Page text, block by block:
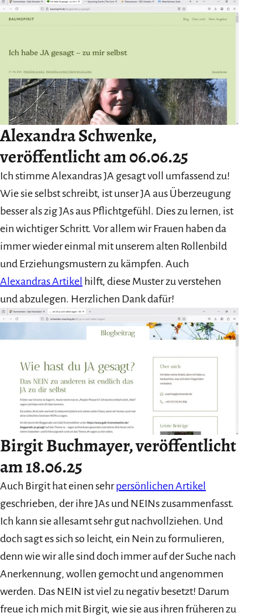
Alexandra Schwenke,
veröffentlicht am 06.06.25
Ich stimme Alexandras JA gesagt voll umfassend zu!
Wie sie selbst schreibt, ist unser JA aus Überzeugung
besser als zig JAs aus Pflichtgefühl. Dies zu lernen, ist
ein wichtiger Schritt. Vor allem wir Frauen haben da
immer wieder einmal mit unserem alten Rollenbild
und Erziehungsmustern zu kämpfen. Auch
Alexandras Artikel hilft, diese Muster zu verstehen
und abzulegen. Herzlichen Dank dafür!
Birgit Buchmayer, veröffentlicht
am 18.06.25
Auch Birgit hat einen sehrpersönlichen Artikel
geschrieben, der ihre JAs und NEINs zusammenfasst.
Ich kann sie allesamt sehr gut nachvollziehen. Und
doch sagt es sich so leicht, ein Nein zu formulieren,
denn wie wir alle sind doch immer auf der Suche nach
Anerkennung, wollen gemocht und angenommen
werden. Das NEIN ist viel zu negativ besetzt! Darum
freue ich mich mit Birgit, wie sie aus ihren früheren zu